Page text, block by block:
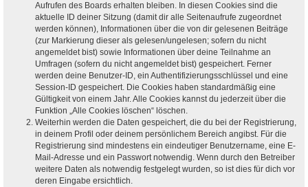
Aufrufen des Boards erhalten bleiben. In diesen Cookies sind die
aktuelle ID deiner Sitzung (damit dir alle Seitenaufrufe zugeordnet
werden können), Informationen über die von dir gelesenen Beiträge
(zur Markierung dieser als gelesen/ungelesen; sofern du nicht
angemeldet bist) sowie Informationen über deine Teilnahme an
Umfragen (sofern du nicht angemeldet bist) gespeichert. Ferner
werden deine Benutzer-ID, ein Authentifizierungsschlüssel und eine
Session-ID gespeichert. Die Cookies haben standardmäßig eine
Gültigkeit von einem Jahr. Alle Cookies kannst du jederzeit über die
Funktion „Alle Cookies löschen“ löschen.
Weiterhin werden die Daten gespeichert, die du bei der Registrierung,
in deinem Profil oder deinem persönlichem Bereich angibst. Für die
Registrierung sind mindestens ein eindeutiger Benutzername, eine E-
Mail-Adresse und ein Passwort notwendig. Wenn durch den Betreiber
weitere Daten als notwendig festgelegt wurden, so ist dies für dich vor
deren Eingabe ersichtlich.